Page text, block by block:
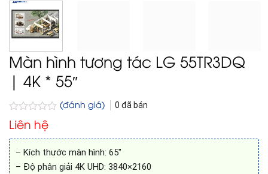
Màn hình tương tác LG 55TR3DQ
| 4K * 55″
Được
xếp
hạng
0
5
sao
(đánh giá) 0 đã bán
Liên hệ
– Kích thước màn hình: 65″
– Độ phân giải 4K UHD: 3840×2160